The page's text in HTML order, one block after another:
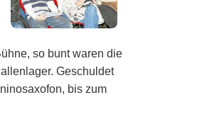
so bunt waren die
Geschuldet
bis zum